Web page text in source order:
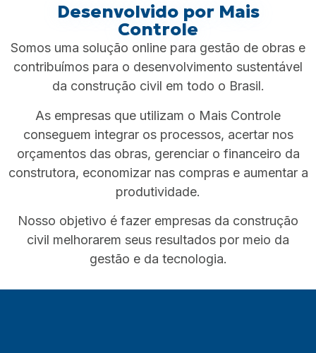
Desenvolvido por Mais
Controle
Somos uma solução online para gestão de obras e
contribuímos para o desenvolvimento sustentável
da construção civil em todo o Brasil.
As empresas que utilizam o Mais Controle
conseguem integrar os processos, acertar nos
orçamentos das obras, gerenciar o financeiro da
construtora, economizar nas compras e aumentar a
produtividade.
Nosso objetivo é fazer empresas da construção
civil melhorarem seus resultados por meio da
gestão e da tecnologia.